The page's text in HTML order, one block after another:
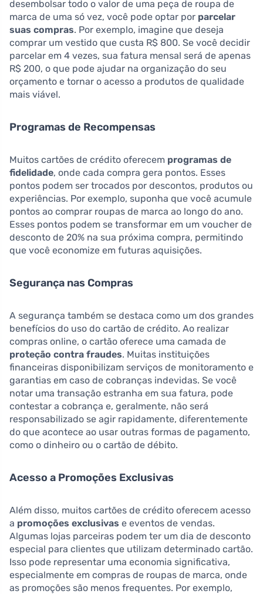
desembolsar todo o valor de uma peça de roupa de
marca de uma só vez, você pode optar por parcelar
suas compras. Por exemplo, imagine que deseja
comprar um vestido que custa R$ 800. Se você decidir
parcelar em 4 vezes, sua fatura mensal será de apenas
R$ 200, o que pode ajudar na organização do seu
orçamento e tornar o acesso a produtos de qualidade
mais viável.
Programas de Recompensas
Muitos cartões de crédito oferecem programas de
fidelidade, onde cada compra gera pontos. Esses
pontos podem ser trocados por descontos, produtos ou
experiências. Por exemplo, suponha que você acumule
pontos ao comprar roupas de marca ao longo do ano.
Esses pontos podem se transformar em um voucher de
desconto de 20% na sua próxima compra, permitindo
que você economize em futuras aquisições.
Segurança nas Compras
A segurança também se destaca como um dos grandes
benefícios do uso do cartão de crédito. Ao realizar
compras online, o cartão oferece uma camada de
proteção contra fraudes. Muitas instituições
financeiras disponibilizam serviços de monitoramento e
garantias em caso de cobranças indevidas. Se você
notar uma transação estranha em sua fatura, pode
contestar a cobrança e, geralmente, não será
responsabilizado se agir rapidamente, diferentemente
do que acontece ao usar outras formas de pagamento,
como o dinheiro ou o cartão de débito.
Acesso a Promoções Exclusivas
Além disso, muitos cartões de crédito oferecem acesso
a promoções exclusivas e eventos de vendas.
Algumas lojas parceiras podem ter um dia de desconto
especial para clientes que utilizam determinado cartão.
Isso pode representar uma economia significativa,
especialmente em compras de roupas de marca, onde
as promoções são menos frequentes. Por exemplo,